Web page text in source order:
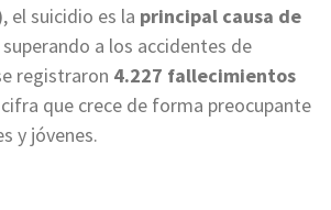
, el suicidio es la principal causa de
superando a los accidentes de
registraron 4.227 fallecimientos
cifra que crece de forma preocupante
y jóvenes.